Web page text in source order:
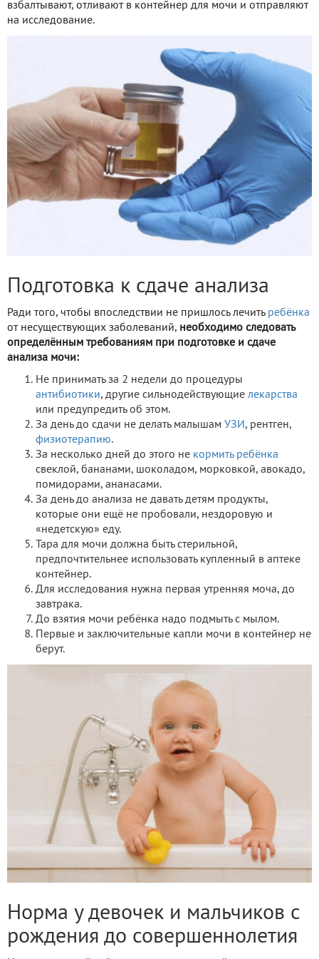
взбалтывают, отливают в контейнер для мочи и отправляют
на исследование.
Подготовка к сдаче анализа
Ради того, чтобы впоследствии не пришлось лечить ребёнка
от несуществующих заболеваний, необходимо следовать
определённым требованиям при подготовке и сдаче
анализа мочи:
Не принимать за 2 недели до процедуры
антибиотики, другие сильнодействующие лекарства
или предупредить об этом.
За день до сдачи не делать малышам УЗИ , рентген,
физиотерапию.
За несколько дней до этого не кормить ребёнка
свеклой, бананами, шоколадом, морковкой, авокадо,
помидорами, ананасами.
За день до анализа не давать детям продукты,
которые они ещё не пробовали, нездоровую и
«недетскую» еду.
Тара для мочи должна быть стерильной,
предпочтительнее использовать купленный в аптеке
контейнер.
Для исследования нужна первая утренняя моча, до
завтрака.
До взятия мочи ребёнка надо подмыть с мылом.
Первые и заключительные капли мочи в контейнер не
берут.
Норма у девочек и мальчиков с
рождения до совершеннолетия